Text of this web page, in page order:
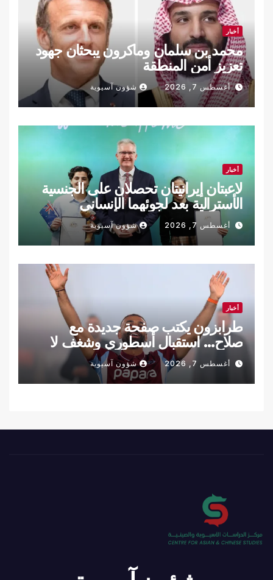
أخبار
محمد بن سلمان وماكرون يبحثان جهود
تعزيز أمن المنطقة
أغسطس 7, 2026 شؤون آسيوية
أخبار
لاعبتان إيرانيتان تحصلان على الجنسية
الأسترالية بعد لجوئهما الإنساني
أغسطس 7, 2026 شؤون آسيوية
أخبار
طرابزون يكتب صفحة جديدة مع
صلاح… استقبال أسطوري وشغف لا
يوصف
أغسطس 7, 2026 شؤون آسيوية